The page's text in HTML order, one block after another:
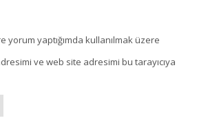
yorum yaptığımda kullanılmak üzere
ve web site adresimi bu tarayıcıya